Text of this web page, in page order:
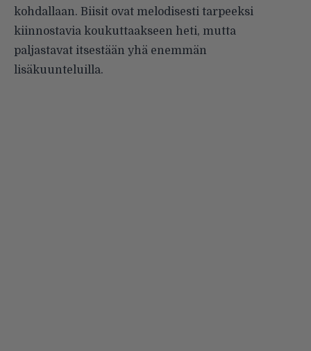
kohdallaan. Biisit ovat melodisesti tarpeeksi
kiinnosta­via koukuttaakseen heti, mutta
paljastavat itsestään yhä enemmän
lisäkuunteluilla.